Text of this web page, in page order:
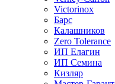
Victorinox
Барс
Калашников
Zero Tolerance
ИП Елагин
ИП Семина
Кизляр